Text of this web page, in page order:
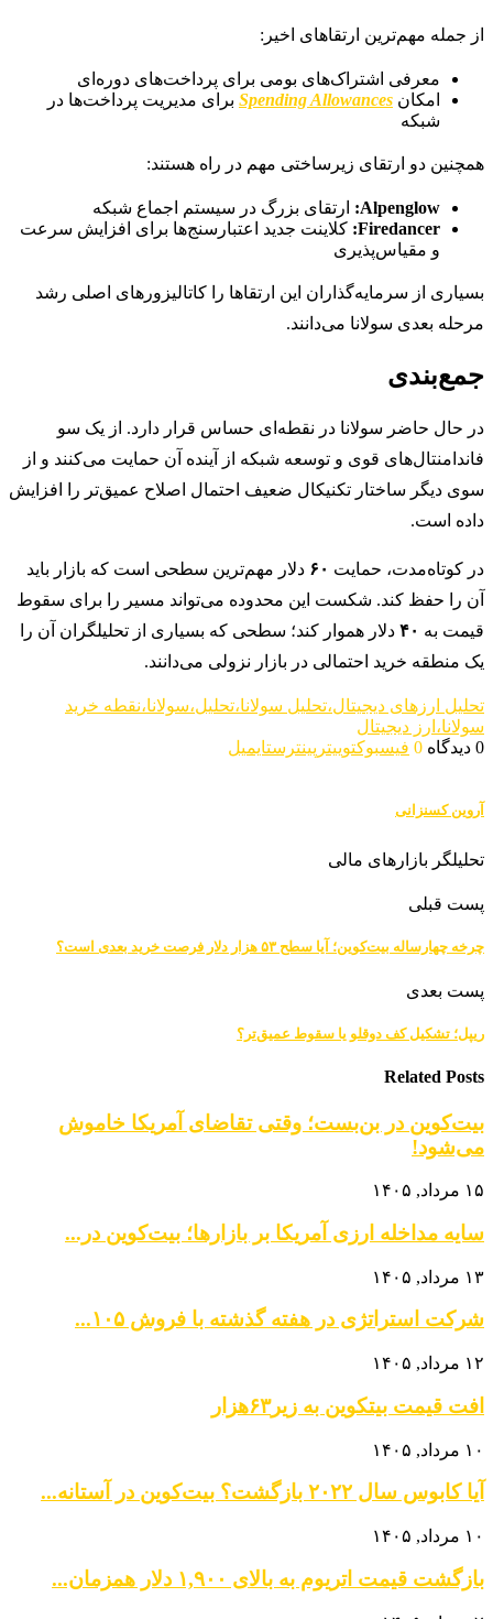
از جمله مهم‌ترین ارتقاهای اخیر:
معرفی اشتراک‌های بومی برای پرداخت‌های دوره‌ای
امکان Spending Allowances برای مدیریت پرداخت‌ها در
شبکه
همچنین دو ارتقای زیرساختی مهم در راه هستند:
Alpenglow:
ارتقای بزرگ در سیستم اجماع شبکه
Firedancer: کلاینت جدید اعتبارسنج‌ها برای افزایش سرعت
و مقیاس‌پذیری
بسیاری از سرمایه‌گذاران این ارتقاها را کاتالیزورهای اصلی رشد
مرحله بعدی سولانا می‌دانند.
جمع‌بندی
در حال حاضر سولانا در نقطه‌ای حساس قرار دارد. از یک سو
فاندامنتال‌های قوی و توسعه شبکه از آینده آن حمایت می‌کنند و از
سوی دیگر ساختار تکنیکال ضعیف احتمال اصلاح عمیق‌تر را افزایش
داده است.
در کوتاه‌مدت، حمایت
دلار مهم‌ترین سطحی است که بازار باید
آن را حفظ کند. شکست این محدوده می‌تواند مسیر را برای سقوط
قیمت به ۴۰ دلار هموار کند؛ سطحی که بسیاری از تحلیلگران آن را
یک منطقه خرید احتمالی در بازار نزولی می‌دانند.
تحلیل ارزهای دیجیتال،تحلیل سولانا،تحلیل،سولانا،نقطه خرید
سولانا،ارز دیجیتال
0 دیدگاه
0 فیسبوکتوییتر پینترستایمیل
آروین کسنزانی
تحلیلگر بازارهای مالی
پست قبلی
چرخه چهارساله بیت‌کوین؛ آیا سطح ۵۳ هزار دلار فرصت خرید بعدی است؟
پست بعدی
ریپل؛ تشکیل کف دوقلو یا سقوط عمیق‌تر؟
Related Posts
بیت‌کوین در بن‌بست؛ وقتی تقاضای آمریکا خاموش
می‌شود!
۱۵ مرداد, ۱۴۰۵
سایه مداخله ارزی آمریکا بر بازارها؛ بیت‌کوین در...
۱۳ مرداد, ۱۴۰۵
شرکت استراتژی در هفته گذشته با فروش ۱۰۵...
۱۲ مرداد, ۱۴۰۵
افت قیمت بیتکوین به زیر۶۳هزار
۱۰ مرداد, ۱۴۰۵
آیا کابوس سال ۲۰۲۲ بازگشت؟ بیت‌کوین در آستانه...
۱۰ مرداد, ۱۴۰۵
بازگشت قیمت اتریوم به بالای ۱,۹۰۰ دلار همزمان...